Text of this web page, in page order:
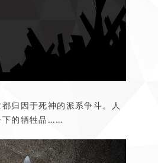
归因于死神的派系争斗。人
下的牺牲品……